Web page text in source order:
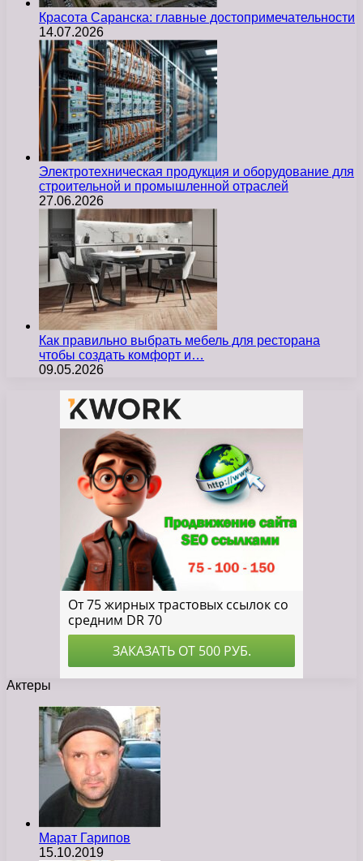
Красота Саранска: главные достопримечательности
14.07.2026
Электротехническая продукция и оборудование для
строительной и промышленной отраслей
27.06.2026
Как правильно выбрать мебель для ресторана
чтобы создать комфорт и…
09.05.2026
Актеры
Марат Гарипов
15.10.2019